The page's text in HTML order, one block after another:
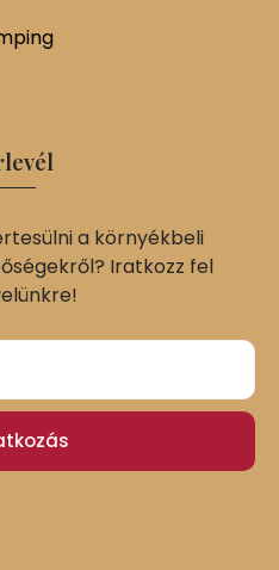
a környékbeli
Iratkozz fel